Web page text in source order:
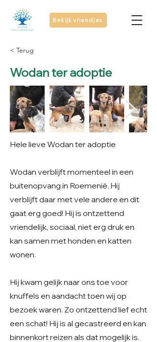
Bekijk vriendjes
< Terug
Wodan ter adoptie
Hele lieve Wodan ter adoptie
Wodan verblijft momenteel in een
buitenopvang in Roemenië. Hij
verblijft daar met vele andere en dit
gaat erg goed! Hij is ontzettend
vriendelijk, sociaal, niet erg druk en
kan samen met honden en katten
wonen.
Hij kwam gelijk naar ons toe voor
knuffels en aandacht toen wij op
bezoek waren. Zo ontzettend lief echt
een schat! Hij is al gecastreerd en kan
binnenkort reizen als dat mogelijk is.